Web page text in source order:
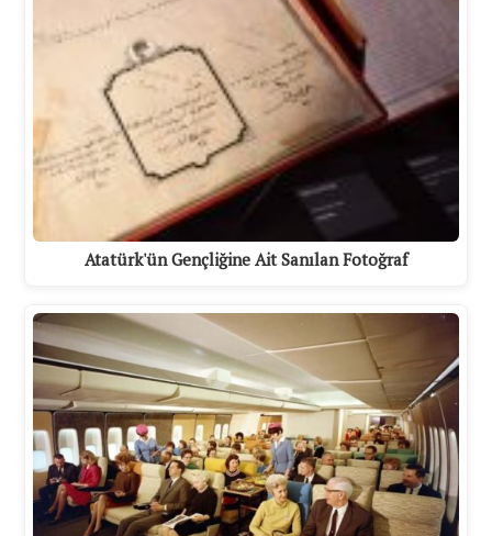
Atatürk'ün Gençliğine Ait Sanılan Fotoğraf